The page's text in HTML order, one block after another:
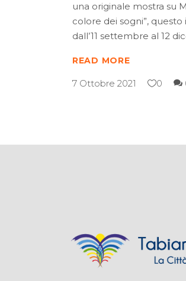
una originale mostra su
colore dei sogni”,
dall’11 settembre al 12
READ MORE
7 Ottobre 2021 0